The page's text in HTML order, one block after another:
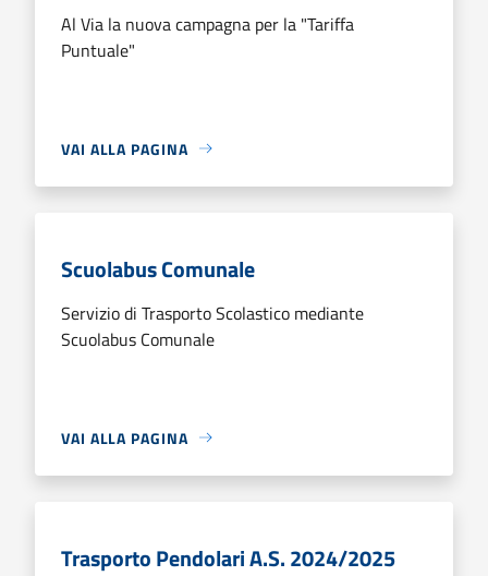
Al Via la nuova campagna per la "Tariffa
Puntuale"
VAI ALLA PAGINA
Scuolabus Comunale
Servizio di Trasporto Scolastico mediante
Scuolabus Comunale
VAI ALLA PAGINA
Trasporto Pendolari A.S. 2024/2025